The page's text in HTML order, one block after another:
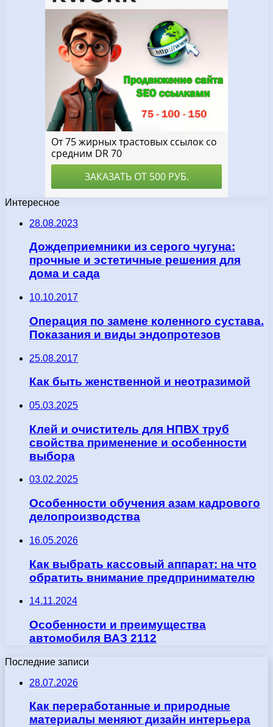
Интересное
28.08.2023
Дождеприемники из серого чугуна:
прочные и эстетичные решения для
дома и сада
10.10.2017
Операция по замене коленного сустава.
Показания и виды эндопротезов
25.08.2017
Как быть женственной и неотразимой
05.03.2025
Клей и очиститель для НПВХ труб
свойства применение и особенности
выбора
03.02.2025
Особенности обучения азам кадрового
делопроизводства
16.05.2026
Как выбрать кассовый аппарат: на что
обратить внимание предпринимателю
14.11.2024
Особенности и преимущества
автомобиля ВАЗ 2112
Последние записи
28.07.2026
Как переработанные и природные
материалы меняют дизайн интерьера